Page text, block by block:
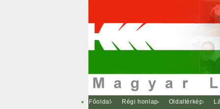
Főoldal Régi honlap Oldaltérkép